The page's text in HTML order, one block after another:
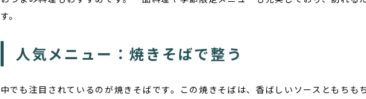
す。
人気メニュー：焼きそばで整う
中でも注目されているのが焼きそばです。この焼きそばは、香ばしいソースともちも